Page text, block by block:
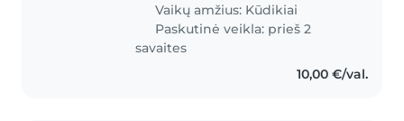
Vaikų amžius: Kūdikiai
Paskutinė veikla: prieš 2
savaites
10,00 €/val.